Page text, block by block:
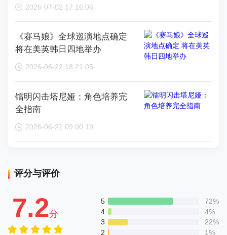
2026-07-02 17:16:06
《赛马娘》全球巡演地点确定
将在美英韩日四地举办
2026-06-22 18:21:05
镭明闪击塔尼娅：角色培养完
全指南
2026-06-21 09:00:19
评分与评价
7.2分
5
72%
4
4%
3
22%
2
1%